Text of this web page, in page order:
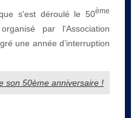
s'est déroulé le 50ème
par l'Association
une année d’interruption
son 50ème anniversaire !